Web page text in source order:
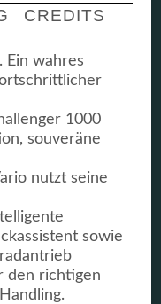
CREDITS
Ein wahres
1000
souveräne
nutzt seine
sowie
den richtigen